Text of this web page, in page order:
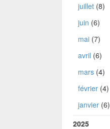
juillet(8)
juin (6)
mai(7)
avril (6)
mars(4)
février(4)
janvier(6)
2025